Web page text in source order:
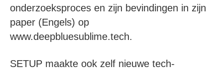
onderzoeksproces en zijn bevindingen in zijn
paper (Engels) op
www.deepbluesublime.tech.
SETUP maakte ook zelf nieuwe tech-